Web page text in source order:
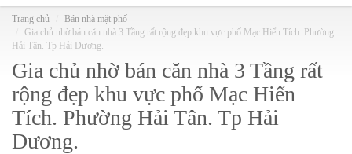
Trang chủ
Bán nhà mặt phố
Gia chủ nhờ bán căn nhà 3 Tầng rất rộng đẹp khu vực phố Mạc Hiển Tích. Phường
Hải Tân. Tp Hải Dương.
Gia chủ nhờ bán căn nhà 3 Tầng rất
rộng đẹp khu vực phố Mạc Hiển
Tích. Phường Hải Tân. Tp Hải
Dương.